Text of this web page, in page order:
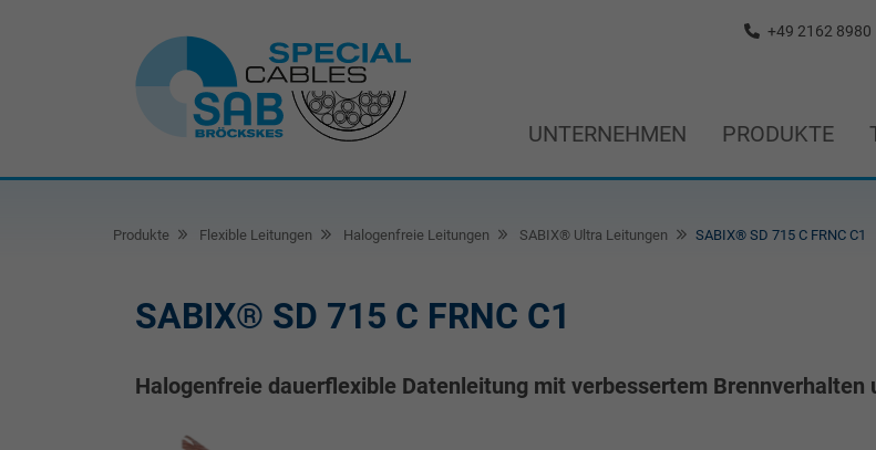
+49 2162 8980
UNTERNEHMEN PRODUKTE
Produkte Flexible Leitungen Halogenfreie Leitungen SABIX® Ultra Leitungen SABIX® SD 715 C FRNC C1
SABIX® SD 715 C FRNC C1
Halogenfreie dauerflexible Datenleitung mit verbessertem Brennverhalten